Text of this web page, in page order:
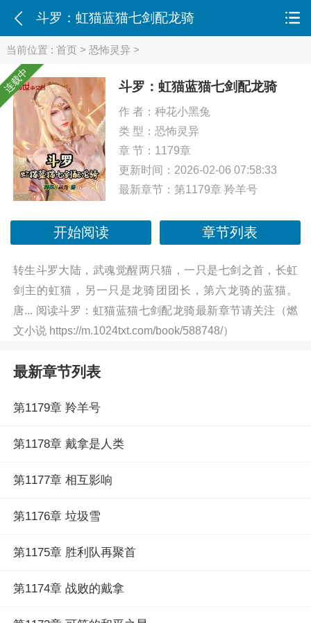
当前位置 :首页 >恐怖灵异 >
连载中 斗罗：虹猫蓝猫七剑配龙骑
作 者： 种花小黑兔
类 型： 恐怖灵异
章 节：1179章
更新时间：2026-02-06 07:58:33
最新章节： 第1179章 羚羊号
开始阅读 章节列表
转生斗罗大陆，武魂觉醒两只猫，一只是七剑之首，长虹
剑主的虹猫，另一只是龙骑团团长，第六龙骑的蓝猫。
唐... 阅读斗罗：虹猫蓝猫七剑配龙骑最新章节请关注（燃
文小说 https://m.1024txt.com/book/588748/）
最新章节列表
第1179章 羚羊号
第1178章 戴拿是人类
第1177章 相互影响
第1176章 垃圾雪
第1175章 胜利队再聚首
第1174章 战败的戴拿
斗罗：虹猫蓝猫七剑配龙骑